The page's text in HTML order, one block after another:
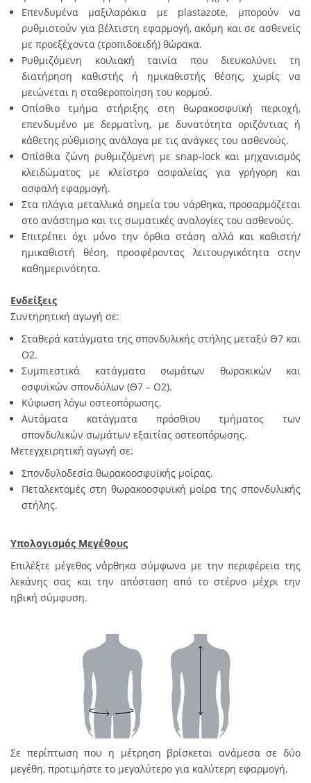
Επενδυμένα μαξιλαράκια με plastazote, μπορούν να
ρυθμιστούν για βέλτιστη εφαρμογή, ακόμη και σε ασθενείς
με προεξέχοντα (τροπιδοειδή) θώρακα.
Ρυθμιζόμενη κοιλιακή ταινία που διευκολύνει τη
διατήρηση καθιστής ή ημικαθιστής θέσης, χωρίς να
μειώνεται η σταθεροποίηση του κορμού.
Οπίσθιο τμήμα στήριξης στη θωρακοσφυϊκή περιοχή,
επενδυμένο με δερματίνη, με δυνατότητα οριζόντιας ή
κάθετης ρύθμισης ανάλογα με τις ανάγκες του ασθενούς.
Οπίσθια ζώνη ρυθμιζόμενη με snap-lock και μηχανισμός
κλειδώματος με κλείστρο ασφαλείας για γρήγορη και
ασφαλή εφαρμογή.
Στα πλάγια μεταλλικά σημεία του νάρθηκα, προσαρμόζεται
στο ανάστημα και τις σωματικές αναλογίες του ασθενούς.
Επιτρέπει όχι μόνο την όρθια στάση αλλά και καθιστή/
ημικαθιστή θέση, προσφέροντας λειτουργικότητα στην
καθημερινότητα.
Ενδείξεις
Συντηρητική αγωγή σε:
Σταθερά κατάγματα της σπονδυλικής στήλης μεταξύ Θ7 και
Ο2.
Συμπιεστικά κατάγματα σωμάτων θωρακικών και
οσφυϊκών σπονδύλων (Θ7 – Ο2).
Κύφωση λόγω οστεοπόρωσης.
Αυτόματα κατάγματα πρόσθιου τμήματος των
σπονδυλικών σωμάτων εξαιτίας οστεοπόρωσης.
Μετεγχειρητική αγωγή σε:
Σπονδυλοδεσία θωρακοοσφυϊκής μοίρας.
Πεταλεκτομές στη θωρακοοσφυϊκή μοίρα της σπονδυλικής
στήλης.
Υπολογισμός Μεγέθους
Επιλέξτε μέγεθος νάρθηκα σύμφωνα με την περιφέρεια της
λεκάνης σας και την απόσταση από το στέρνο μέχρι την
ηβική σύμφυση.
Σε περίπτωση που η μέτρηση βρίσκεται ανάμεσα σε δύο
μεγέθη, προτιμήστε το μεγαλύτερο για καλύτερη εφαρμογή.